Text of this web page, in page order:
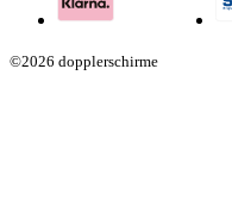
©2026 dopplerschirme